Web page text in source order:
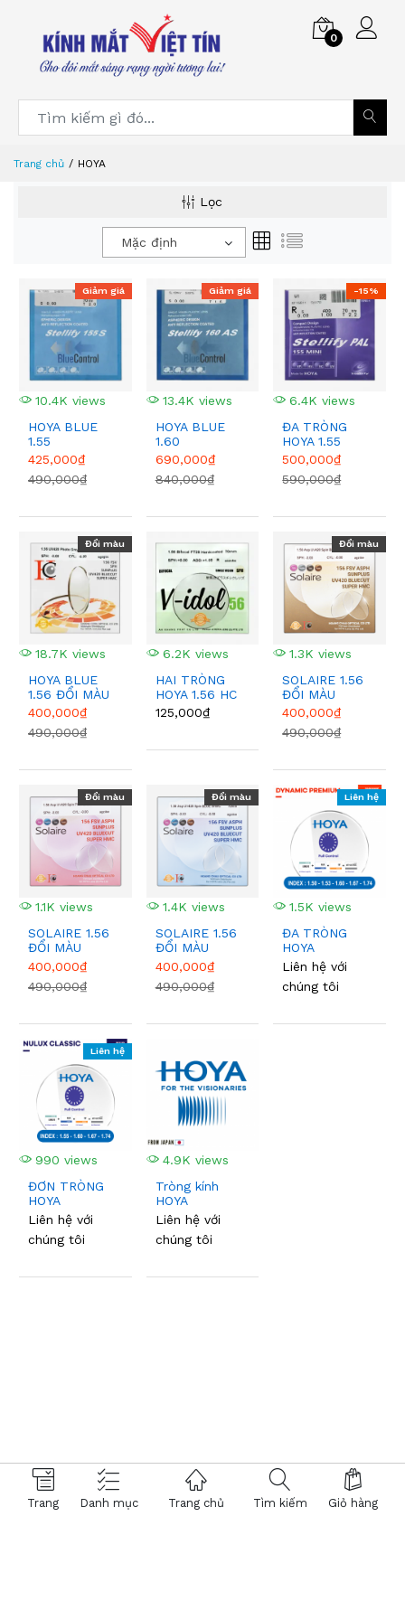
0
Trang Danh mục Trang chủ Tìm kiếm Giỏ hàng
Trang chủ HOYA
Lọc
Mặc định
10.4K views
Giảm giá
HOYA BLUE
1.55
425,000₫
490,000₫
13.4K views
Giảm giá
HOYA BLUE
1.60
690,000₫
840,000₫
6.4K views
-15%
ĐA TRÒNG
HOYA 1.55
500,000₫
590,000₫
18.7K views
Đổi màu
HOYA BLUE
1.56 ĐỔI MÀU
GREY
400,000₫
490,000₫
6.2K views
HAI TRÒNG
HOYA 1.56 HC
125,000₫
1.3K views
Đổi màu
SOLAIRE 1.56
ĐỔI MÀU
BROWN
400,000₫
490,000₫
1.1K views
Đổi màu
SOLAIRE 1.56
ĐỔI MÀU
PINK
400,000₫
490,000₫
1.4K views
Đổi màu
SOLAIRE 1.56
ĐỔI MÀU
BLUE
400,000₫
490,000₫
1.5K views
Liên hệ
ĐA TRÒNG
HOYA
Liên hệ với
chúng tôi
990 views
Liên hệ
ĐƠN TRÒNG
HOYA
Liên hệ với
chúng tôi
4.9K views
Tròng kính
HOYA
Liên hệ với
chúng tôi